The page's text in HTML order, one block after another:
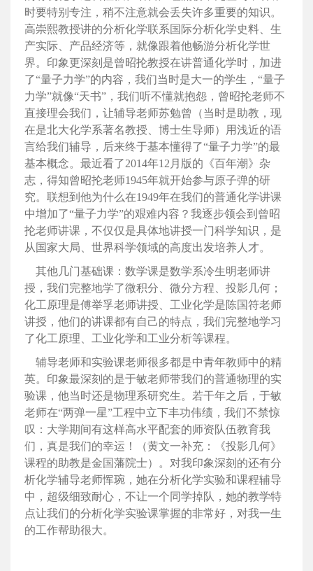
时要特别专注，稍不注意就会丢失许多重要的知识。
高崇熙教授讲的分析化学联系国际分析化学史料、生
产实际、产品经济等，就像跟着他畅游分析化学世
界。印象更深刻是曾昭抡教授在讲普通化学时，加进
了“量子力学”的内容，我们当时是大一的学生，“量子
力学”就像“天书”，我们听不懂就抱怨，曾昭抡老师不
直接理会我们，让辅导老师苏勉曾（当时是助教，现
在是北大化学系著名教授、博士生导师）用浅近的语
言给我们辅导，后来终于基本懂得了“量子力学”的最
基本概念。最近看了2014年12月版的《百年潮》杂
志，得知曾昭抡老师1945年就开始参与原子弹的研
究。联想到他为什么在1949年在我们的普通化学讲课
中增加了“量子力学”的艰难内容？我逐步领会到曾昭
抡老师讲课，不仅仅是具体地讲授一门科学知识，是
从国家大局、世界科学领域的高度出发培养人才。
其他几门基础课：数学课是数学系冷生明老师讲
授，我们完整地学了微积分、微分方程、投影几何；
化工原理是傅举孚老师讲授、工业化学是陈国符老师
讲授，他们的讲课都有自己的特点，我们完整地学习
了化工原理、工业化学和工业分析等课程。
辅导老师和实验课老师很多都是中青年教师中的精
英。印象最深刻的是于敏老师带我们的普通物理的实
验课，他当时还是物理系研究生。若干年之后，于敏
老师在“两弹一星”工程中立下丰功伟绩，我们不禁惊
叹：大学期间有这样高水平配套的师资队伍教育我
们，真是我们的幸运！（黄文一补充：《投影几何》
课程的助教是金国藩院士）。对我印象深刻的还有分
析化学辅导老师恽琬，她在分析化学实验和课程辅导
中，超级细致耐心，不让一个同学掉队，她的教学特
点让我们的分析化学实验课掌握的非常好，对我一生
的工作帮助很大。